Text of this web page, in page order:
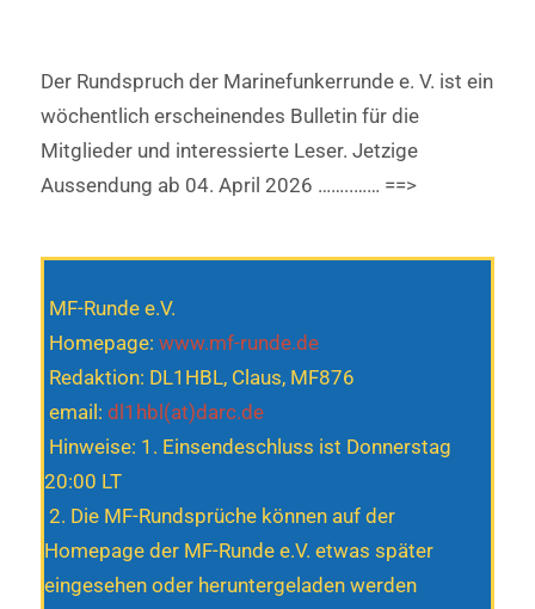
Der Rundspruch der Marinefunkerrunde e. V. ist ein
wöchentlich erscheinendes Bulletin für die
Mitglieder und interessierte Leser. Jetzige
Aussendung ab 04. April 2026 ……..…… ==>
MF-Runde e.V.
Homepage: www.mf-runde.de
Redaktion: DL1HBL, Claus, MF876
email: dl1hbl(at)darc.de
Hinweise: 1. Einsendeschluss ist Donnerstag
20:00 LT
2. Die MF-Rundsprüche können auf der
Homepage der MF-Runde e.V. etwas später
eingesehen oder heruntergeladen werden